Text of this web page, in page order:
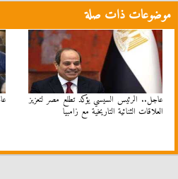
موضوعات ذات صلة
عاجل.. الرئيس السيسي يؤكد تطلع مصر لتعزيز
العلاقات الثنائية التاريخية مع زامبيا